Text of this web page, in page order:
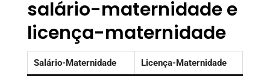
salário-maternidade e
licença-maternidade
Salário-Maternidade Licença-Maternidade